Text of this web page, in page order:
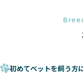
法令レベルの最低基
ものに過ぎず、ワン
少なくなく、消費者に
に断尾（しっぽを切
ことがあります。
これは痛みを伴う処
手段でもあるため、切
初めてペットを飼う方